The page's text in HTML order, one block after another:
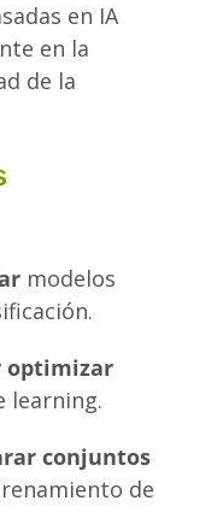
en IA
en la
de la
modelos
optimizar
learning.
conjuntos
de